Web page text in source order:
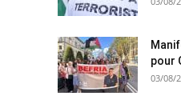
pour
03/08/